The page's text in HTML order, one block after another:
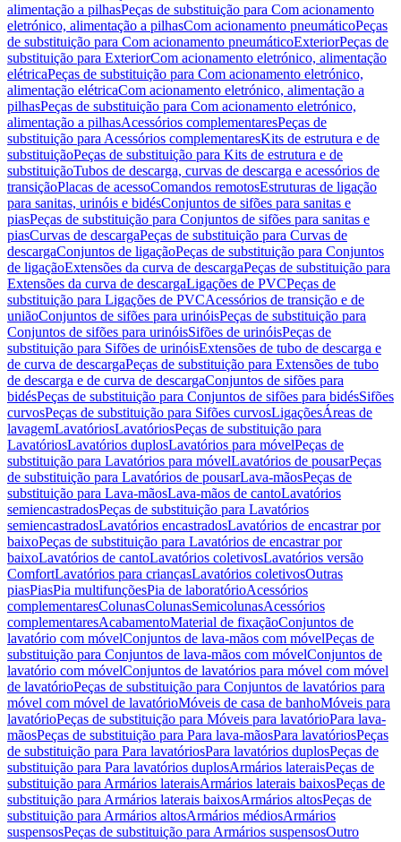
alimentação a pilhasPeças de substituição para Com acionamento
eletrónico, alimentação a pilhasCom acionamento pneumáticoPeças
de substituição para Com acionamento pneumáticoExteriorPeças de
substituição para ExteriorCom acionamento eletrónico, alimentação
elétricaPeças de substituição para Com acionamento eletrónico,
alimentação elétricaCom acionamento eletrónico, alimentação a
pilhasPeças de substituição para Com acionamento eletrónico,
alimentação a pilhasAcessórios complementaresPeças de
substituição para Acessórios complementaresKits de estrutura e de
substituiçãoPeças de substituição para Kits de estrutura e de
substituiçãoTubos de descarga, curvas de descarga e acessórios de
transiçãoPlacas de acessoComandos remotosEstruturas de ligação
para sanitas, urinóis e bidésConjuntos de sifões para sanitas e
piasPeças de substituição para Conjuntos de sifões para sanitas e
piasCurvas de descargaPeças de substituição para Curvas de
descargaConjuntos de ligaçãoPeças de substituição para Conjuntos
de ligaçãoExtensões da curva de descargaPeças de substituição para
Extensões da curva de descargaLigações de PVCPeças de
substituição para Ligações de PVCAcessórios de transição e de
uniãoConjuntos de sifões para urinóisPeças de substituição para
Conjuntos de sifões para urinóisSifões de urinóisPeças de
substituição para Sifões de urinóisExtensões de tubo de descarga e
de curva de descargaPeças de substituição para Extensões de tubo
de descarga e de curva de descargaConjuntos de sifões para
bidésPeças de substituição para Conjuntos de sifões para bidésSifões
curvosPeças de substituição para Sifões curvosLigaçõesÁreas de
lavagemLavatóriosLavatóriosPeças de substituição para
LavatóriosLavatórios duplosLavatórios para móvelPeças de
substituição para Lavatórios para móvelLavatórios de pousarPeças
de substituição para Lavatórios de pousarLava-mãosPeças de
substituição para Lava-mãosLava-mãos de cantoLavatórios
semiencastradosPeças de substituição para Lavatórios
semiencastradosLavatórios encastradosLavatórios de encastrar por
baixoPeças de substituição para Lavatórios de encastrar por
baixoLavatórios de cantoLavatórios coletivosLavatórios versão
ComfortLavatórios para criançasLavatórios coletivosOutras
piasPiasPia multifunçõesPia de laboratórioAcessórios
complementaresColunasColunasSemicolunasAcessórios
complementaresAcabamentoMaterial de fixaçãoConjuntos de
lavatório com móvelConjuntos de lava-mãos com móvelPeças de
substituição para Conjuntos de lava-mãos com móvelConjuntos de
lavatório com móvelConjuntos de lavatórios para móvel com móvel
de lavatórioPeças de substituição para Conjuntos de lavatórios para
móvel com móvel de lavatórioMóveis de casa de banhoMóveis para
lavatórioPeças de substituição para Móveis para lavatórioPara lava-
mãosPeças de substituição para Para lava-mãosPara lavatóriosPeças
de substituição para Para lavatóriosPara lavatórios duplosPeças de
substituição para Para lavatórios duplosArmários lateraisPeças de
substituição para Armários lateraisArmários laterais baixosPeças de
substituição para Armários laterais baixosArmários altosPeças de
substituição para Armários altosArmários médiosArmários
suspensosPeças de substituição para Armários suspensosOutro